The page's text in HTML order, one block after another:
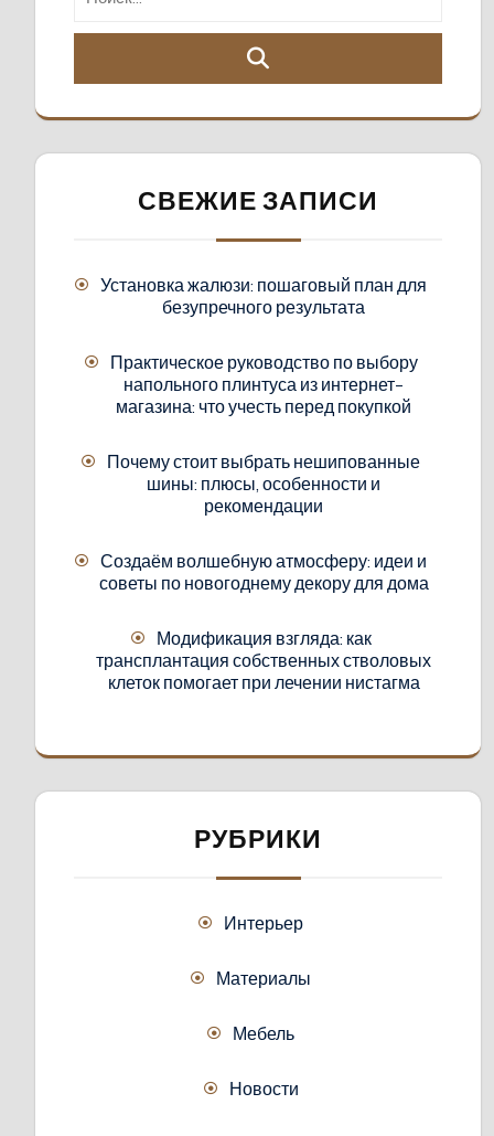
СВЕЖИЕ ЗАПИСИ
Установка жалюзи: пошаговый план для
безупречного результата
Практическое руководство по выбору
напольного плинтуса из интернет-
магазина: что учесть перед покупкой
Почему стоит выбрать нешипованные
шины: плюсы, особенности и
рекомендации
Создаём волшебную атмосферу: идеи и
советы по новогоднему декору для дома
Модификация взгляда: как
трансплантация собственных стволовых
клеток помогает при лечении нистагма
РУБРИКИ
Интерьер
Материалы
Мебель
Новости